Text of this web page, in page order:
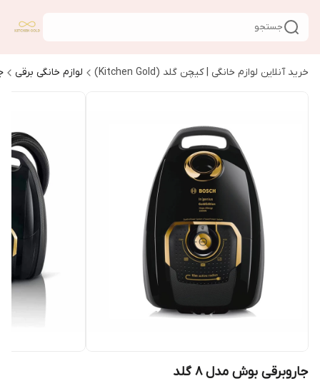
جستجو
خرید آنلاین لوازم خانگی | کیچن گلد (Kitchen Gold) لوازم خانگی برقی
جاروبرقی بوش مدل 8 گلد